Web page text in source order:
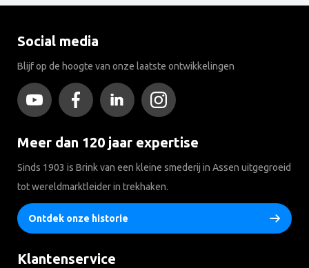
Social media
Blijf op de hoogte van onze laatste ontwikkelingen
Meer dan 120 jaar expertise
Sinds 1903 is Brink van een kleine smederij in Assen uitgegroeid
tot wereldmarktleider in trekhaken.
Ontdek onze historie
Klantenservice